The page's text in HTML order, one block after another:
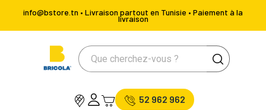
info@bstore.tn • Livraison partout en Tunisie • Paiement à la
livraison
52 962 962